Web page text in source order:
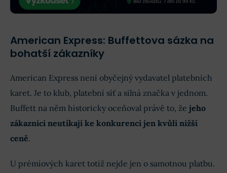
American Express: Buffettova sázka na
bohatší zákazníky
American Express není obyčejný vydavatel platebních
karet. Je to klub, platební síť a silná značka v jednom.
Buffett na něm historicky oceňoval právě to, že jeho
zákazníci neutíkají ke konkurenci jen kvůli nižší
ceně.
U prémiových karet totiž nejde jen o samotnou platbu.